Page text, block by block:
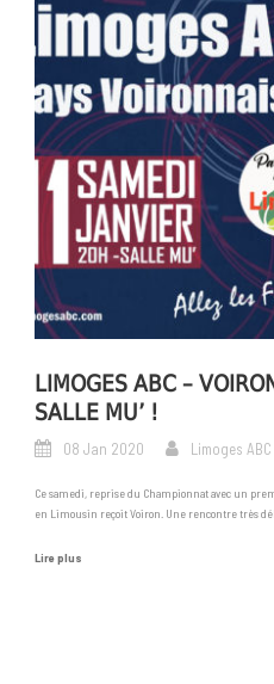
LIMOGES ABC –
SALLE MU’ !
08 Jan 2020 Limoges
Ce samedi, reprise du Championnat avec un
en Limousin reçoit Voiron. Une rencontre très
Lire plus